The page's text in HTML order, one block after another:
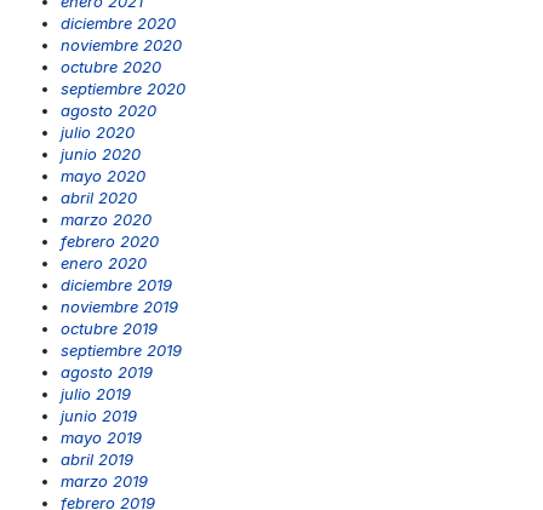
diciembre 2020
noviembre 2020
octubre 2020
septiembre 2020
agosto 2020
julio 2020
junio 2020
mayo 2020
abril 2020
marzo 2020
febrero 2020
enero 2020
diciembre 2019
noviembre 2019
octubre 2019
septiembre 2019
agosto 2019
julio 2019
junio 2019
mayo 2019
abril 2019
marzo 2019
febrero 2019